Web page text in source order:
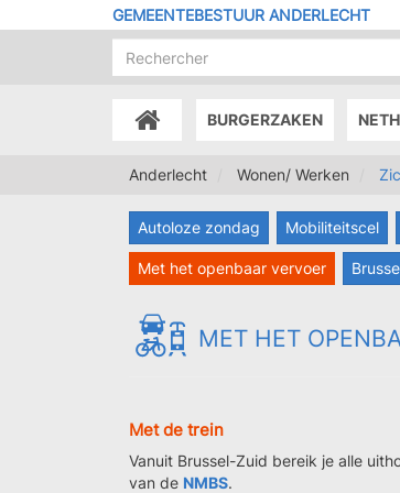
en
GEMEENTEBESTUUR ANDERLECHT
ACCUEILBURGERZAKEN
Anderlecht Wonen/ Werken
Autoloze zondag Mobiliteitscel
Met het openbaar vervoer
MET HET
Met de trein
Vanuit Brussel-Zuid bereik je alle
van de NMBS.